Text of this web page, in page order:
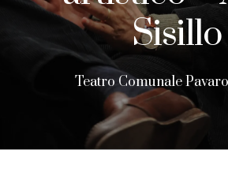
Sisillo
Teatro Comunale